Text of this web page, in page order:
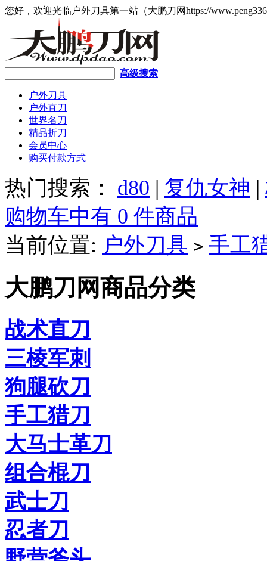
您好，欢迎光临户外刀具第一站（大鹏刀网https://
高级搜索
户外刀具
户外直刀
世界名刀
精品折刀
会员中心
购买付款方式
热门搜索： d80 | 复仇女神 |
购物车中有 0 件商品
当前位置: 户外刀具 > 手工
大鹏刀网商品分类
战术直刀
三棱军刺
狗腿砍刀
手工猎刀
大马士革刀
组合棍刀
武士刀
忍者刀